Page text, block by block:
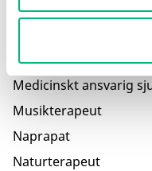
Läkare
Länsveterinär
Medicinskt ansvarig
Musikterapeut
Naprapat
Naturterapeut